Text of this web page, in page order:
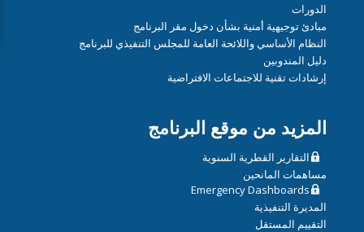
الدورات
مبادئ توجيهية أمنية بشأن دخول مقر البرنامج
النظام الأساسي واللائحة العامة للمجلس التنفيذي للبرنامج
دليل المندوبين
إرشادات تقنية للاجتماعات الافتراضية
المزيد من موقع البرنامج
التقارير القطرية السنوية
مساهمات المانحين
Emergency Dashboards
المديرة التنفيذية
التقييم المستقل